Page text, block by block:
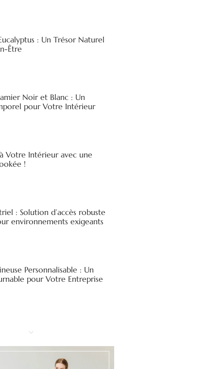
: Un Trésor Naturel
Être
Noir et Blanc : Un
pour Votre Intérieur
Votre Intérieur avec une
!
: Solution d’accès robuste
environnements exigeants
Personnalisable : Un
pour Votre Entreprise